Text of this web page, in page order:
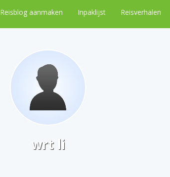
Reisblog aanmaken Inpaklijst Reisverhalen
wrt li